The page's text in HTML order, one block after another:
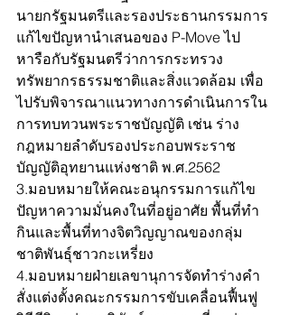
นายกรัฐมนตรีเเละรองประธานกรรมการ
แก้ไขปัญหานำเสนอของ P-Move ไป
หารือกับรัฐมนตรีว่าการกระทรวง
ทรัพยากรธรรมชาติและสิ่งแวดล้อม เพื่อ
ไปรับพิจารณาแนวทางการดำเนินการใน
การทบทวนพระราชบัญญัติ เช่น ร่าง
กฎหมายลำดับรองประกอบพระราช
บัญญัติอุทยานแห่งชาติ พ.ศ.2562
3.มอบหมายให้คณะอนุกรรมการแก้ไข
ปัญหาความมั่นคงในที่อยู่อาศัย พื้นที่ทำ
กินและพื้นที่ทางจิตวิญญาณของกลุ่ม
ชาติพันธุ์ชาวกะเหรี่ยง
4.มอบหมายฝ่ายเลขานุการจัดทำร่างคำ
สั่งแต่งตั้งคณะกรรมการขับเคลื่อนฟื้นฟู